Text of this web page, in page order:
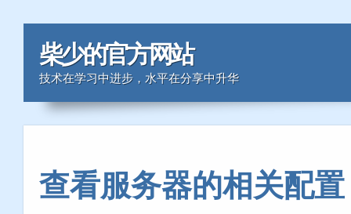
柴少的官方网站
技术在学习中进步，水平在分享中升华
查看服务器的相关配